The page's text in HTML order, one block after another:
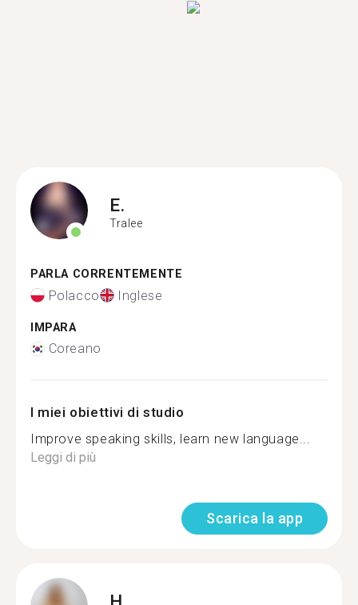
E.
Tralee
PARLA CORRENTEMENTE
Polacco Inglese
IMPARA
Coreano
I miei obiettivi di studio
Improve speaking skills, learn new language...
Leggi di più
Scarica la app
H.